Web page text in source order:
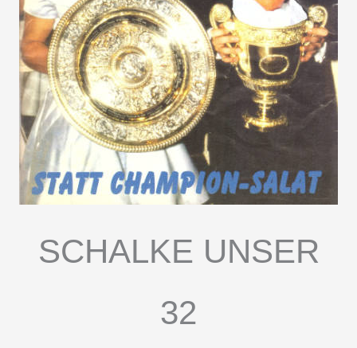
SCHALKE UNSER
32